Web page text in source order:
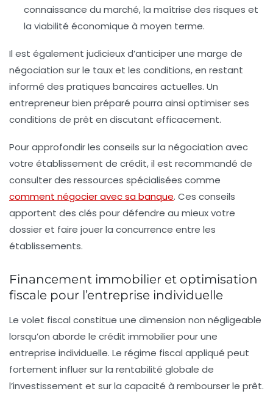
connaissance du marché, la maîtrise des risques et
la viabilité économique à moyen terme.
Il est également judicieux d’anticiper une marge de
négociation sur le taux et les conditions, en restant
informé des pratiques bancaires actuelles. Un
entrepreneur bien préparé pourra ainsi optimiser ses
conditions de prêt en discutant efficacement.
Pour approfondir les conseils sur la négociation avec
votre établissement de crédit, il est recommandé de
consulter des ressources spécialisées comme
comment négocier avec sa banque. Ces conseils
apportent des clés pour défendre au mieux votre
dossier et faire jouer la concurrence entre les
établissements.
Financement immobilier et optimisation
fiscale pour l’entreprise individuelle
Le volet fiscal constitue une dimension non négligeable
lorsqu’on aborde le crédit immobilier pour une
entreprise individuelle. Le régime fiscal appliqué peut
fortement influer sur la rentabilité globale de
l’investissement et sur la capacité à rembourser le prêt.